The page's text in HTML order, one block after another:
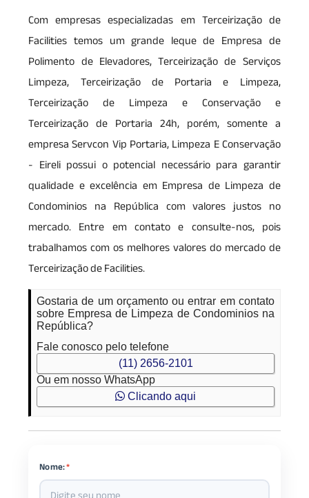
Com empresas especializadas em Terceirização de
Facilities temos um grande leque de Empresa de
Polimento de Elevadores, Terceirização de Serviços
Limpeza, Terceirização de Portaria e Limpeza,
Terceirização de Limpeza e Conservação e
Terceirização de Portaria 24h, porém, somente a
empresa Servcon Vip Portaria, Limpeza E Conservação
- Eireli possui o potencial necessário para garantir
qualidade e excelência em Empresa de Limpeza de
Condominios na República com valores justos no
mercado. Entre em contato e consulte-nos, pois
trabalhamos com os melhores valores do mercado de
Terceirização de Facilities.
Gostaria de um orçamento ou entrar em contato
sobre Empresa de Limpeza de Condominios na
República?
Fale conosco pelo telefone
(11) 2656-2101
Ou em nosso WhatsApp
Clicando aqui
Nome:*